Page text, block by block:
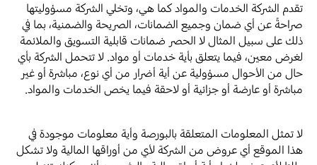
تقدم الشركة الخدمات والمواد كما هي، وتخلي الشركة مسؤوليتها
صراحةً عن أي ضمان وجميع الضمانات، الصريحة والضمنية، بما في
ذلك على سبيل المثال لا الحصر ضمانات قابلية التسويق والملائمة
لغرض معين، فيما يتعلق بأية خدمات أو مواد. لا تتحمل الشركة بأي
حال من الأحوال مسؤولية عن أية أضرار من أي نوع، مباشرة أو غير
مباشرة أو عارضة أو جزائية أو لاحقة فيما يخص الخدمات والمواد.
لا تمثل المعلومات المتعلقة بالبورصة وأية معلومات موجودة في
هذا الموقع أي عروض من الشركة لأي من أوراقها المالية ولا تشكل